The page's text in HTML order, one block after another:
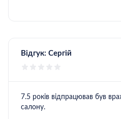
Відгук: Сергій
7.5 років відпрацював був
салону.